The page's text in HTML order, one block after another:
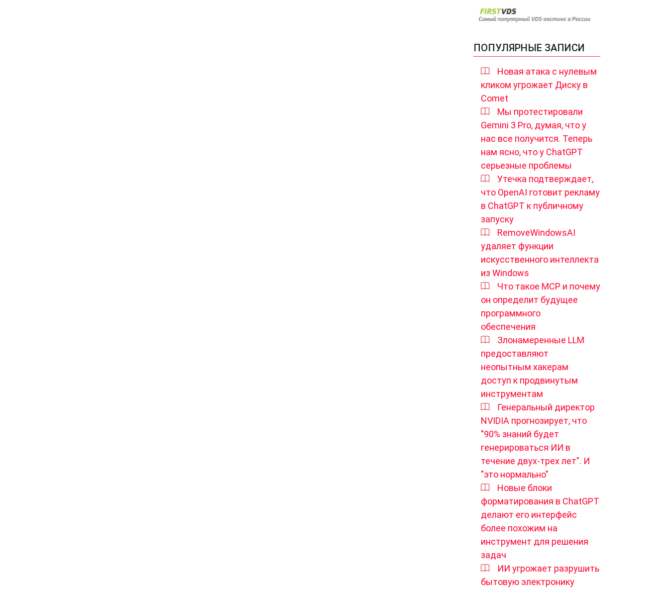
ПОПУЛЯРНЫЕ ЗАПИСИ
Новая атака с нулевым
кликом угрожает Диску в
Comet
Мы протестировали
Gemini 3 Pro, думая, что у
нас все получится. Теперь
нам ясно, что у ChatGPT
серьезные проблемы
Утечка подтверждает,
что OpenAI готовит рекламу
в ChatGPT к публичному
запуску
RemoveWindowsAI
удаляет функции
искусственного интеллекта
из Windows
Что такое MCP и почему
он определит будущее
программного
обеспечения
Злонамеренные LLM
предоставляют
неопытным хакерам
доступ к продвинутым
инструментам
Генеральный директор
NVIDIA прогнозирует, что
"90% знаний будет
генерироваться ИИ в
течение двух-трех лет". И
"это нормально"
Новые блоки
форматирования в ChatGPT
делают его интерфейс
более похожим на
инструмент для решения
задач
ИИ угрожает разрушить
бытовую электронику